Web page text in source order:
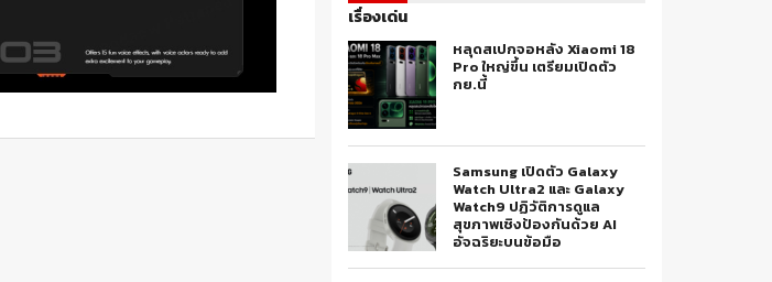
เรื่องเด่น
หลุดสเปกจอหลัง Xiaomi 18
Pro ใหญ่ขึ้น เตรียมเปิดตัว
กย.นี้
Samsung เปิดตัว Galaxy
Watch Ultra2 และ Galaxy
Watch9 ปฏิวัติการดูแล
สุขภาพเชิงป้องกันด้วย AI
อัจฉริยะบนข้อมือ